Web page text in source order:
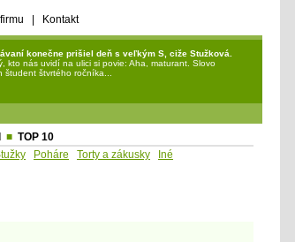
Kontakt
konečne prišiel deň s veľkým S, ciže Stužková.
kto nás uvidí na ulici si povie: Aha, maturant. Slovo
štvrtého ročníka...
■ TOP 10
Poháre Torty a zákusky Iné